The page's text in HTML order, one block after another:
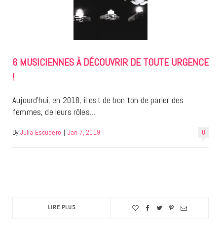
6 MUSICIENNES À DÉCOUVRIR DE TOUTE URGENCE
!
Aujourd’hui, en 2018, il est de bon ton de parler des
femmes, de leurs rôles…
0
By Julia Escudero | Jan 7, 2019
LIRE PLUS